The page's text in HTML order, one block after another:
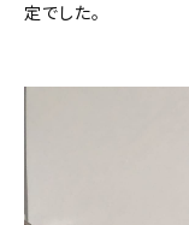
定でした。